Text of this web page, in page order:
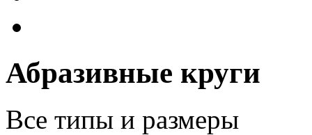
Абразивные круги
Все типы и размеры